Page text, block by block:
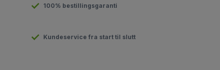
100% bestillingsgaranti
Kundeservice fra start til slutt